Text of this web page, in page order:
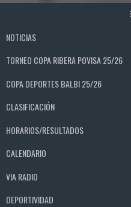
NOTICIAS
TORNEO COPA RIBERA POVISA 25/26
COPA DEPORTES BALBI 25/26
CLASIFICACIÓN
HORARIOS/RESULTADOS
CALENDARIO
VIA RADIO
DEPORTIVIDAD